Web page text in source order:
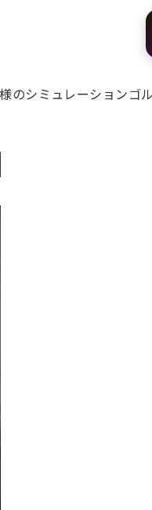
のシミュレーションゴ